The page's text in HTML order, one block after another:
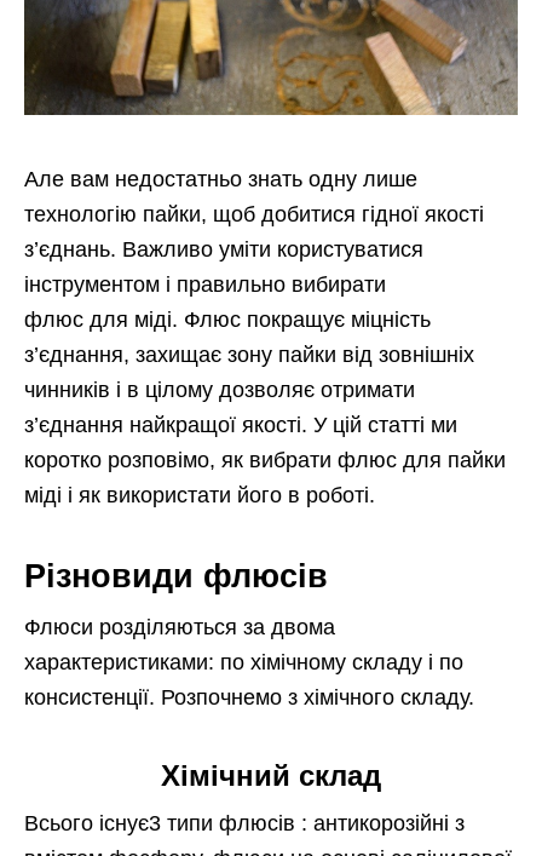
Але вам недостатньо знать одну лише
технологію пайки, щоб добитися гідної якості
з’єднань. Важливо уміти користуватися
інструментом і правильно вибирати
флюс для міді. Флюс покращує міцність
з’єднання, захищає зону пайки від зовнішніх
чинників і в цілому дозволяє отримати
з’єднання найкращої якості. У цій статті ми
коротко розповімо, як вибрати флюс для пайки
міді і як використати його в роботі.
Різновиди флюсів
Флюси розділяються за двома
характеристиками: по хімічному складу і по
консистенції. Розпочнемо з хімічного складу.
Хімічний склад
Всього існує3 типи флюсів : антикорозійні з